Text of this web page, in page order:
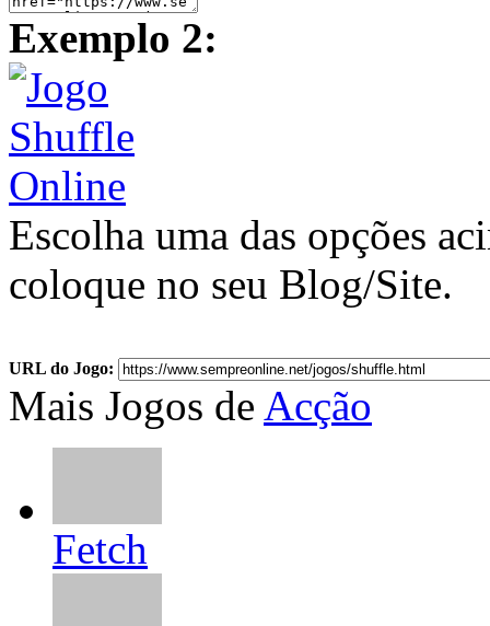
Exemplo 2:
Escolha uma das opções
coloque no seu Blog/Site.
URL do Jogo:
Mais Jogos de Acção
Fetch